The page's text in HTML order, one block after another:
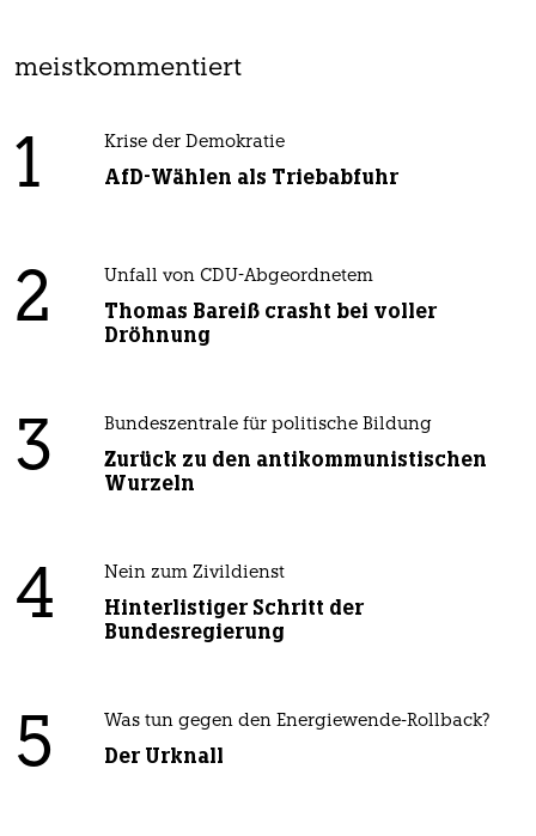
meistkommentiert
1 Krise der Demokratie
AfD-Wählen als Triebabfuhr
2 Unfall von CDU-Abgeordnetem
Thomas Bareiß crasht bei voller
Dröhnung
3 Bundeszentrale für politische Bildung
Zurück zu den antikommunistischen
Wurzeln
4 Nein zum Zivildienst
Hinterlistiger Schritt der
Bundesregierung
5 Was tun gegen den Energiewende-Rollback?
Der Urknall